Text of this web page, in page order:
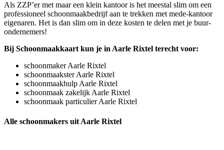
Als ZZP’er met maar een klein kantoor is het meestal slim om een
professioneel schoonmaakbedrijf aan te trekken met mede-kantoor
eigenaren. Het is dan slim om in deze kosten te delen met je buur-
ondernemers!
Bij Schoonmaakkaart kun je in Aarle Rixtel terecht voor:
schoonmaker Aarle Rixtel
schoonmaakster Aarle Rixtel
schoonmaakhulp Aarle Rixtel
schoonmaak zakelijk Aarle Rixtel
schoonmaak particulier Aarle Rixtel
Alle schoonmakers uit Aarle Rixtel